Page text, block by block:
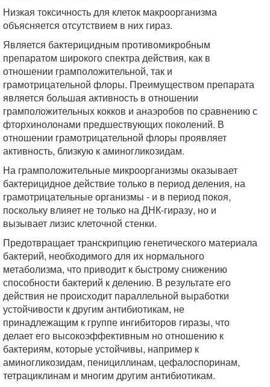
Низкая токсичность для клеток макроорганизма
объясняется отсутствием в них гираз.
Является бактерицидным противомикробным
препаратом широкого спектра действия, как в
отношении грамположительной, так и
грамотрицательной флоры. Преимуществом препарата
является большая активность в отношении
грамположительных кокков и анаэробов по сравнению с
фторхинолонами предшествующих поколений. В
отношении грамотрицательной флоры проявляет
активность, близкую к аминогликозидам.
На грамположительные микроорганизмы оказывает
бактерицидное действие только в период деления, на
грамотрицательные организмы - и в период покоя,
поскольку влияет не только на ДНК-гиразу, но и
вызывает лизис клеточной стенки.
Предотвращает транскрипцию генетического материала
бактерий, необходимого для их нормального
метаболизма, что приводит к быстрому снижению
способности бактерий к делению. В результате его
действия не происходит параллельной выработки
устойчивости к другим антибиотикам, не
принадлежащим к группе ингибиторов гиразы, что
делает его высокоэффективным но отношению к
бактериям, которые устойчивы, например к
аминогликозидам, пенициллинам, цефалоспоринам,
тетрациклинам и многим другим антибиотикам.